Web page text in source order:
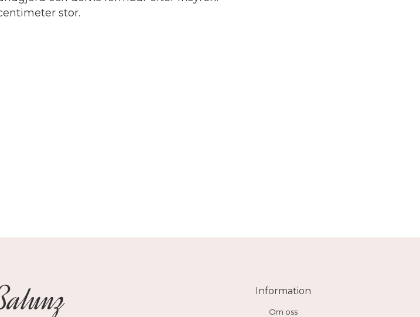
stor.
Information
Om oss